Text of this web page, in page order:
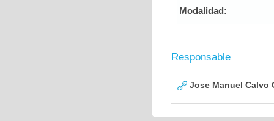
Modalidad:
Responsable
Jose Manuel Calvo